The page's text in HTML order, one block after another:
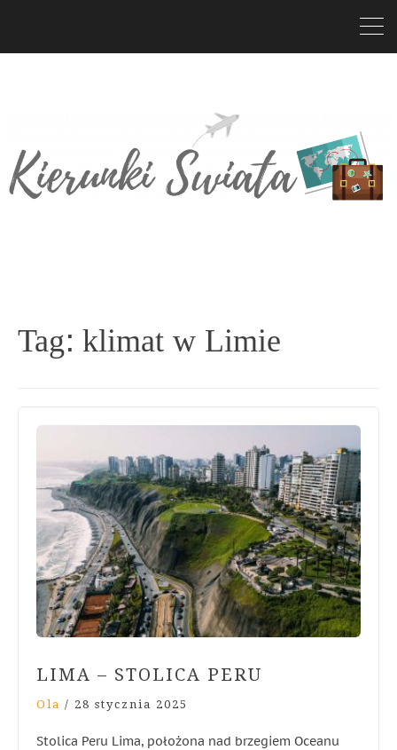
Tag:klimat w Limie
LIMA – STOLICA PERU
Ola / 28 stycznia 2025
Stolica Peru Lima, położona nad brzegiem Oceanu